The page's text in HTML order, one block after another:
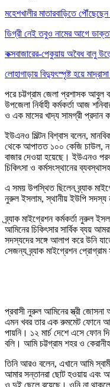
মহেশখালীর মাতারবাড়িতে পৌঁছেছেন
ডিগ্রী নেই তবুও নামের আগে
কক্সবাজারের-পেকুয়ায় অবৈধ বালু
লোহাগাড়ায় বিদ্যুৎস্পৃষ্ট হয়ে
পরে চট্টগ্রাম জেলা প্রশাসক আবুল
উপজেলা নির্বাহী কর্মকর্তা আজ
ও এক মাসের খাদ্য সামগ্রী প্রদান
ইউএনও মিল্টন বিশ্বাস বলেন,
থেকে আপাতত ১০০ কেজি চাউল,
বাজার দেওয়া হয়েছে। ইউএনও
চিকিৎসা ও কর্মসংস্থানের
এ সময় উপস্থিত ছিলেন ব্র্যাক
নুরুল ইসলাম, স্থানীয় ইউপি
ব্র্যাক মাইগ্রেশন কর্মকর্তা নুরুল
আমিনের চিকিৎসার সার্বিক ব্যয়
সদস্যদের সঙ্গে আলাপ করে উনি
সেজন্য ব্র্যাক মাইগ্রেশন
প্রবাসী নুরুল আমিনের স্ত্রী
এমন খবর তার এক রুমমেট ফোনে
পায়নি। ১২ মার্চ দেশে এসে ফোন
বলি। আমি চট্টগ্রাম শহর ও
তিনি আরও বলেন, এখানে আমি
আমার সন্তানরা ছোট হওয়ায় এবং
ও দুই ছেলে রয়েছে। ওনি না